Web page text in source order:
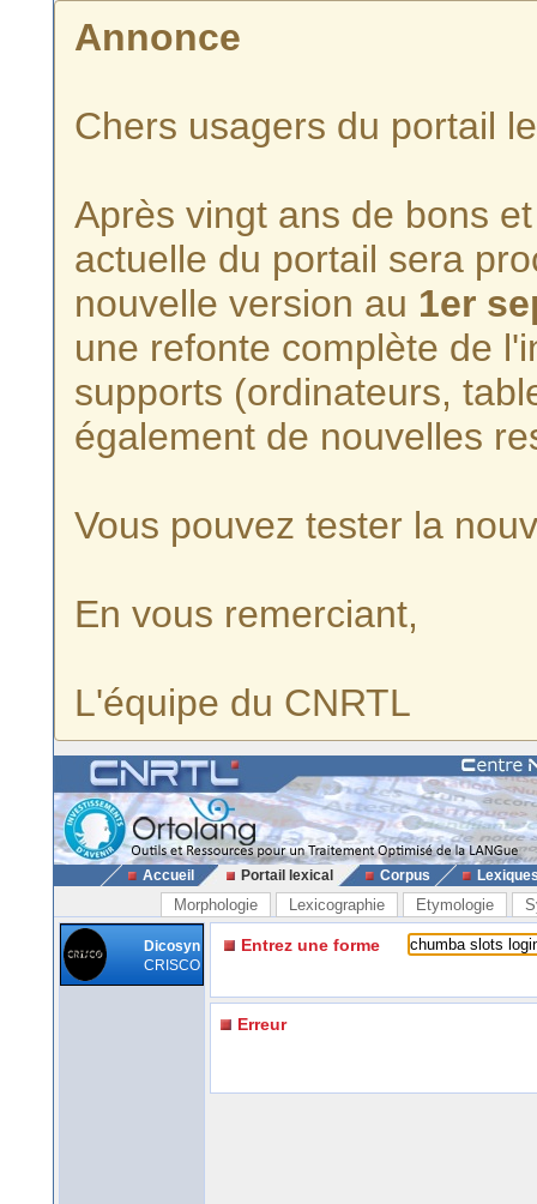
Annonce
Chers usagers du portail
Après vingt ans de bons
actuelle du portail sera
nouvelle version au 1er
une refonte complète de
supports (ordinateurs,
également de nouvelles
Vous pouvez tester la
En vous remerciant,
L'équipe du CNRTL
Accueil Portail lexical Corpus
Morphologie Lexicographie Etymologie
Dicosyn
CRISCO
Entrez une forme
Erreur